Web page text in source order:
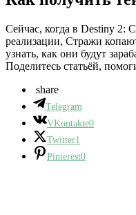
Сейчас, когда в Destiny 2:
реализации, Стражи
узнать, как они будут
Поделитесь статьёй,
share
Telegram
VKontakte0
Twitter1
Pinterest0